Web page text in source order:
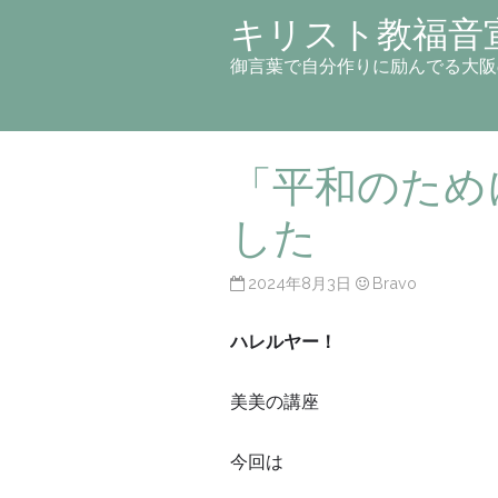
キリスト教福
御言葉で自分作りに励んでる大
「平和のた
した
2024年8月3日 Bravo
ハレルヤー！
美美の講座
今回は